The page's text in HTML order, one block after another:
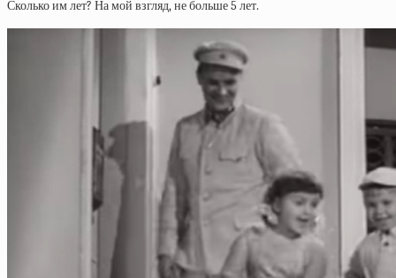
Сколько им лет? На мой взгляд, не больше 5 лет.